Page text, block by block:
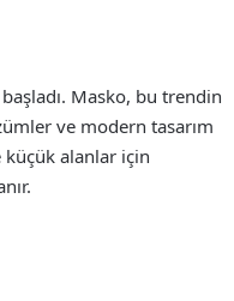
Masko, bu trendin
ve modern tasarım
alanlar için